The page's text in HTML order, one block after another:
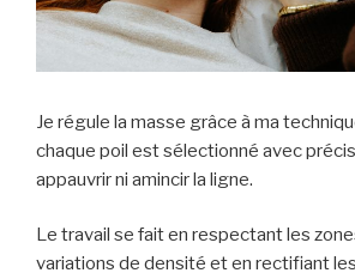
Je régule la masse grâce à ma
chaque poil est sélectionné avec
appauvrir ni amincir la ligne.
Le travail se fait en respectant les
variations de densité et en rectifiant